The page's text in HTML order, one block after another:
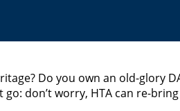
Producto descontinuado
Glosario
Do you own an old-glory
don’t worry, HTA can re-